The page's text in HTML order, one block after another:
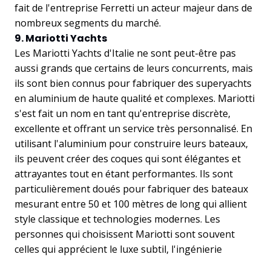
fait de l'entreprise Ferretti un acteur majeur dans de
nombreux segments du marché.
9. Mariotti Yachts
Les Mariotti Yachts d'Italie ne sont peut-être pas
aussi grands que certains de leurs concurrents, mais
ils sont bien connus pour fabriquer des superyachts
en aluminium de haute qualité et complexes. Mariotti
s'est fait un nom en tant qu'entreprise discrète,
excellente et offrant un service très personnalisé. En
utilisant l'aluminium pour construire leurs bateaux,
ils peuvent créer des coques qui sont élégantes et
attrayantes tout en étant performantes. Ils sont
particulièrement doués pour fabriquer des bateaux
mesurant entre 50 et 100 mètres de long qui allient
style classique et technologies modernes. Les
personnes qui choisissent Mariotti sont souvent
celles qui apprécient le luxe subtil, l'ingénierie